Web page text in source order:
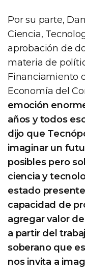
Por su parte,
Ciencia,
aprobación de
materia de
Financiamiento
Economía del
emoción
años y todos
dijo que
imaginar un
posibles pero
ciencia y
estado presente
capacidad de
agregar valor
a partir del
soberano que
nos invita a